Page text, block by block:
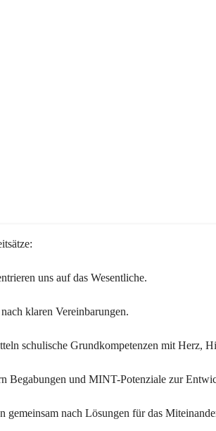
uns auf das Wesentliche.
klaren Vereinbarungen.
schulische Grundkompetenzen mit Herz,
Begabungen und MINT-Potenziale zur
gemeinsam nach Lösungen für das